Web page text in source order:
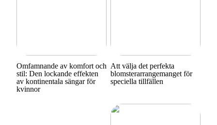
Omfamnande av komfort och
stil: Den lockande effekten
av kontinentala sängar för
kvinnor
Att välja det perfekta
blomsterarrangemanget för
speciella tillfällen